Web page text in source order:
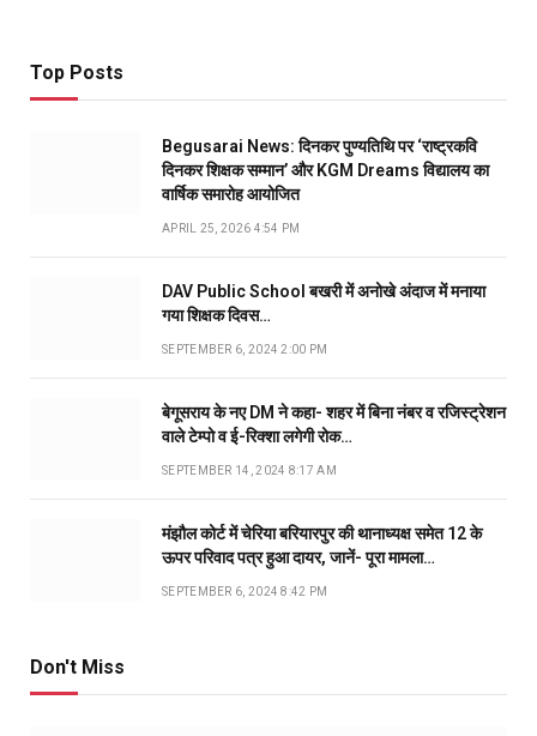
Top Posts
Begusarai News: दिनकर पुण्यतिथि पर ‘राष्ट्रकवि
दिनकर शिक्षक सम्मान’ और KGM Dreams विद्यालय का
वार्षिक समारोह आयोजित
APRIL 25, 2026 4:54 PM
DAV Public School बखरी में अनोखे अंदाज में मनाया
गया शिक्षक दिवस…
SEPTEMBER 6, 2024 2:00 PM
बेगूसराय के नए DM ने कहा- शहर में बिना नंबर व रजिस्ट्रेशन
वाले टेम्पो व ई-रिक्शा लगेगी रोक…
SEPTEMBER 14, 2024 8:17 AM
मंझौल कोर्ट में चेरिया बरियारपुर की थानाध्यक्ष समेत 12 के
ऊपर परिवाद पत्र हुआ दायर, जानें- पूरा मामला…
SEPTEMBER 6, 2024 8:42 PM
Don't Miss